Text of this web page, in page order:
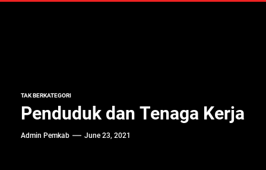
TAK BERKATEGORI
Penduduk dan Tenaga Kerja
Admin Pemkab June 23, 2021